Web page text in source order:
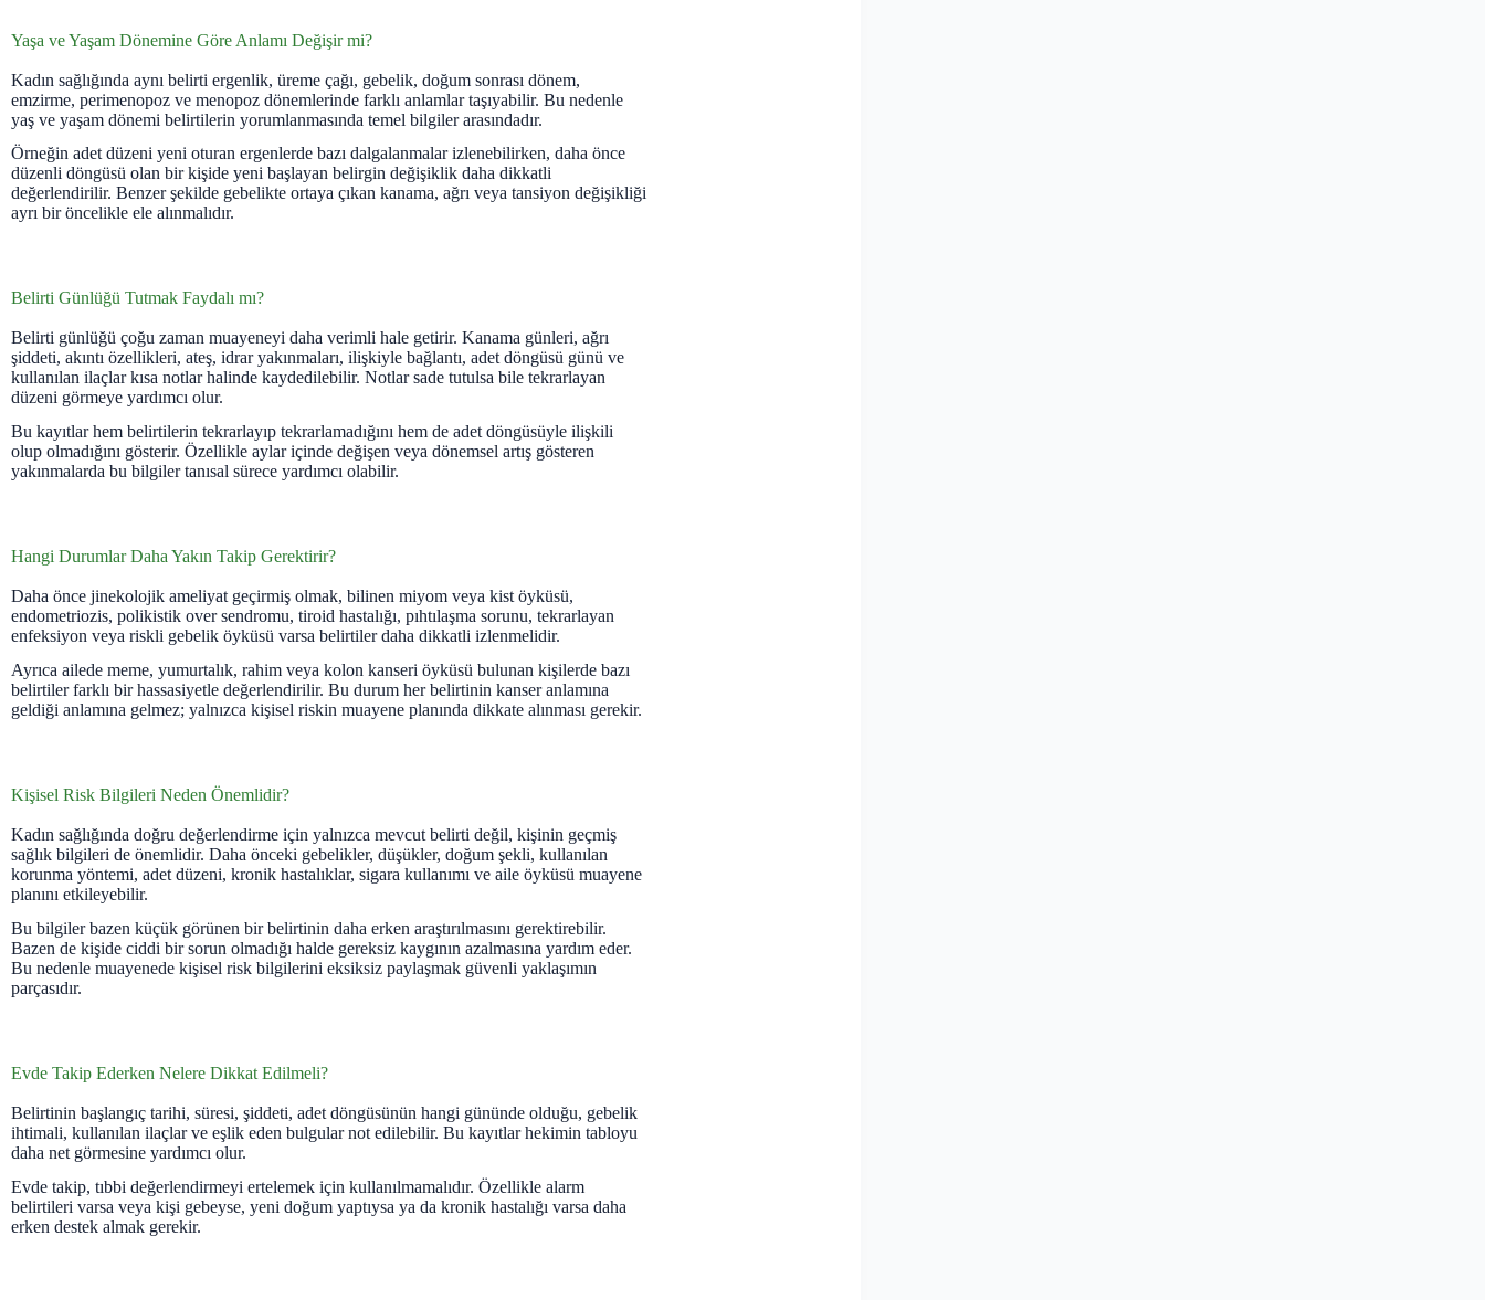
Yaşa ve Yaşam Dönemine Göre Anlamı Değişir mi?
Kadın sağlığında aynı belirti ergenlik, üreme çağı, gebelik, doğum sonrası dönem,
emzirme, perimenopoz ve menopoz dönemlerinde farklı anlamlar taşıyabilir. Bu nedenle
yaş ve yaşam dönemi belirtilerin yorumlanmasında temel bilgiler arasındadır.
Örneğin adet düzeni yeni oturan ergenlerde bazı dalgalanmalar izlenebilirken, daha önce
düzenli döngüsü olan bir kişide yeni başlayan belirgin değişiklik daha dikkatli
değerlendirilir. Benzer şekilde gebelikte ortaya çıkan kanama, ağrı veya tansiyon değişikliği
ayrı bir öncelikle ele alınmalıdır.
Belirti Günlüğü Tutmak Faydalı mı?
Belirti günlüğü çoğu zaman muayeneyi daha verimli hale getirir. Kanama günleri, ağrı
şiddeti, akıntı özellikleri, ateş, idrar yakınmaları, ilişkiyle bağlantı, adet döngüsü günü ve
kullanılan ilaçlar kısa notlar halinde kaydedilebilir. Notlar sade tutulsa bile tekrarlayan
düzeni görmeye yardımcı olur.
Bu kayıtlar hem belirtilerin tekrarlayıp tekrarlamadığını hem de adet döngüsüyle ilişkili
olup olmadığını gösterir. Özellikle aylar içinde değişen veya dönemsel artış gösteren
yakınmalarda bu bilgiler tanısal sürece yardımcı olabilir.
Hangi Durumlar Daha Yakın Takip Gerektirir?
Daha önce jinekolojik ameliyat geçirmiş olmak, bilinen miyom veya kist öyküsü,
endometriozis, polikistik over sendromu, tiroid hastalığı, pıhtılaşma sorunu, tekrarlayan
enfeksiyon veya riskli gebelik öyküsü varsa belirtiler daha dikkatli izlenmelidir.
Ayrıca ailede meme, yumurtalık, rahim veya kolon kanseri öyküsü bulunan kişilerde bazı
belirtiler farklı bir hassasiyetle değerlendirilir. Bu durum her belirtinin kanser anlamına
geldiği anlamına gelmez; yalnızca kişisel riskin muayene planında dikkate alınması gerekir.
Kişisel Risk Bilgileri Neden Önemlidir?
Kadın sağlığında doğru değerlendirme için yalnızca mevcut belirti değil, kişinin geçmiş
sağlık bilgileri de önemlidir. Daha önceki gebelikler, düşükler, doğum şekli, kullanılan
korunma yöntemi, adet düzeni, kronik hastalıklar, sigara kullanımı ve aile öyküsü muayene
planını etkileyebilir.
Bu bilgiler bazen küçük görünen bir belirtinin daha erken araştırılmasını gerektirebilir.
Bazen de kişide ciddi bir sorun olmadığı halde gereksiz kaygının azalmasına yardım eder.
Bu nedenle muayenede kişisel risk bilgilerini eksiksiz paylaşmak güvenli yaklaşımın
parçasıdır.
Evde Takip Ederken Nelere Dikkat Edilmeli?
Belirtinin başlangıç tarihi, süresi, şiddeti, adet döngüsünün hangi gününde olduğu, gebelik
ihtimali, kullanılan ilaçlar ve eşlik eden bulgular not edilebilir. Bu kayıtlar hekimin tabloyu
daha net görmesine yardımcı olur.
Evde takip, tıbbi değerlendirmeyi ertelemek için kullanılmamalıdır. Özellikle alarm
belirtileri varsa veya kişi gebeyse, yeni doğum yaptıysa ya da kronik hastalığı varsa daha
erken destek almak gerekir.